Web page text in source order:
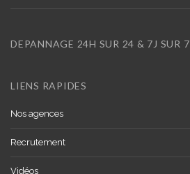
DEPANNAGE 24H SUR 24 & 7J SUR 7
LIENS RAPIDES
Nos agences
Recrutement
Vidéos